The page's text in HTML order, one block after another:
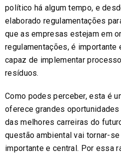
político há algum tempo, e
elaborado regulamentações
que as empresas estejam em
regulamentações, é importante
capaz de implementar
resíduos.
Como podes perceber, esta é
oferece grandes
das melhores carreiras do
questão ambiental vai tornar-
importante e central. Por essa